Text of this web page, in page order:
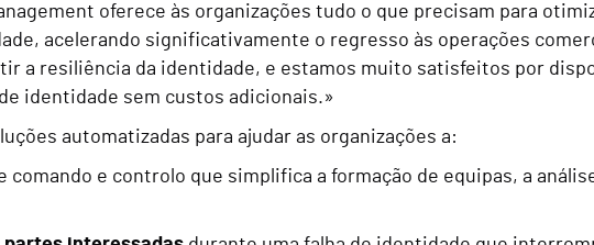
oferece às organizações tudo o que precisam para
acelerando significativamente o regresso às operações
a resiliência da identidade, e estamos muito satisfeitos por
identidade sem custos adicionais.»
automatizadas para ajudar as organizações a:
comando e controlo que simplifica a formação de equipas, a